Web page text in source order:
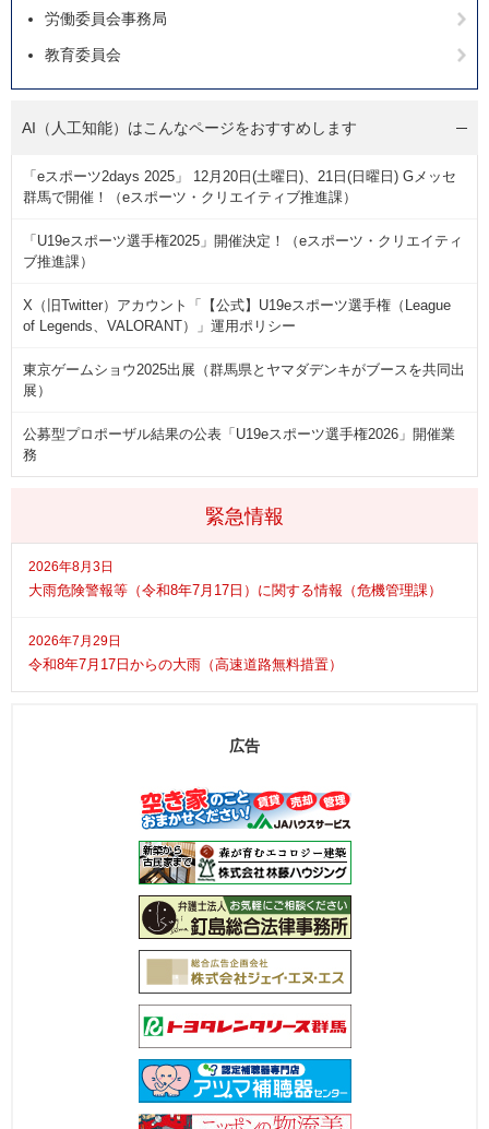
緊急情報
2026年8月3日
大雨危険警報等（令和8年7月17日）に関する情報（危機管理課）
2026年7月29日
令和8年7月17日からの大雨（高速道路無料措置）
労働委員会事務局
教育委員会
AI（人工知能）はこんなページをおすすめします
「eスポーツ2days 2025」 12月20日(土曜日)、21日(日曜日) Gメッセ
群馬で開催！（eスポーツ・クリエイティブ推進課）
「U19eスポーツ選手権2025」開催決定！（eスポーツ・クリエイティ
ブ推進課）
X（旧Twitter）アカウント「【公式】U19eスポーツ選手権（League
of Legends、VALORANT）」運用ポリシー
東京ゲームショウ2025出展（群馬県とヤマダデンキがブースを共同出
展）
公募型プロポーザル結果の公表「U19eスポーツ選手権2026」開催業
務
広告